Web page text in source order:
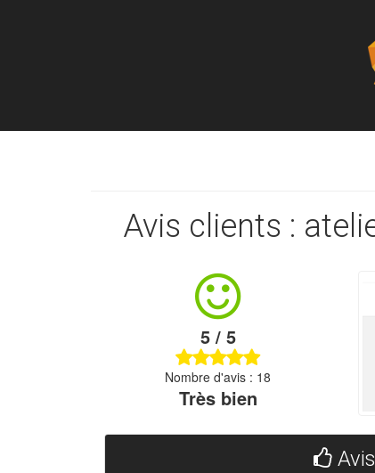
Avis clients :
5 / 5
Nombre d'avis : 18
Très bien
Avis